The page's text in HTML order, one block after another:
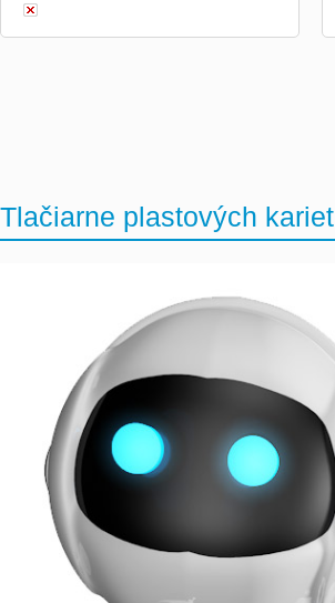
Tlačiarne plastových kariet